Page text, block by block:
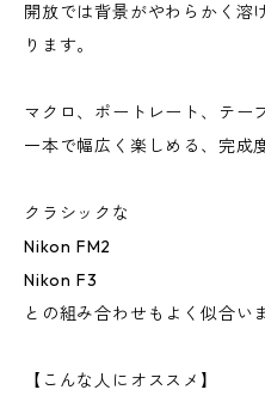
開放では背景がやわらかく溶
ります。
マクロ、ポートレート、テー
一本で幅広く楽しめる、完成
クラシックな
Nikon FM2
Nikon F3
との組み合わせもよく似合い
【こんな人にオススメ】